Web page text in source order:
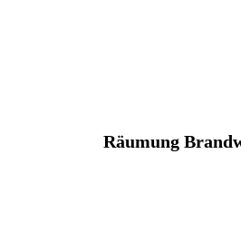
Räumung